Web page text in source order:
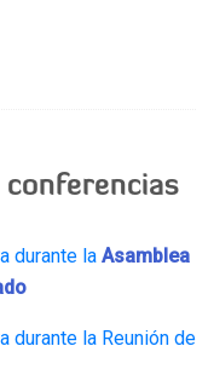
conferencias
durante la Asamblea
durante la Reunión de